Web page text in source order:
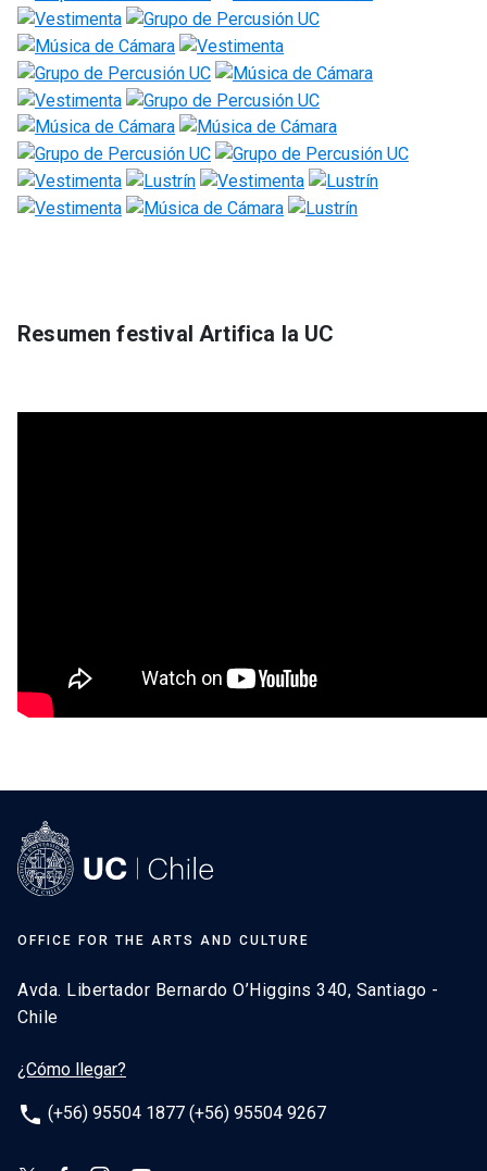
Resumen festival Artifica la UC
OFFICE FOR THE ARTS AND CULTURE
Avda. Libertador Bernardo O’Higgins 340, Santiago -
Chile
¿Cómo llegar?
phone (+56) 95504 1877 (+56) 95504 9267